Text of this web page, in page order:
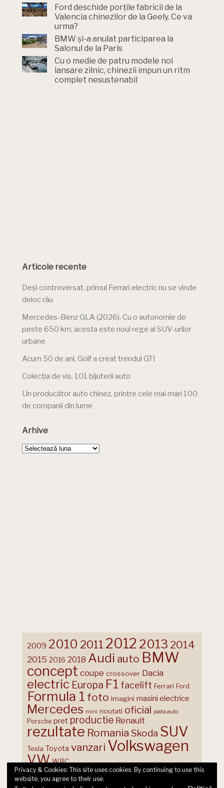
Ford deschide porțile fabricii de la
Valencia chinezilor de la Geely. Ce va
urma?
BMW și-a anulat participarea la
Salonul de la Paris
Cu o medie de patru modele noi
lansare zilnic, chinezii impun un ritm
complet nesustenabil
Articole recente
Deși controversat, primul Ferrari electric nu se vinde
deloc rău
Mercedes-Benz GLA (2026). Cu o autonomie de
peste 650 km, acesta este noul rege al SUV-urilor
urbane
Acum 50 de ani, Golf a creat trendul GTI
Colecția de vis. 101 bijuterii auto
Un producător auto chinez, printre cele mai mari 100
de companii din lume
Arhive
Arhive
2009 2010 2011 2012 2013 2014
2015 2016 2018 Audi auto BMW
concept coupe crossover Dacia
electric Europa F1 facelift Ferrari Ford
Formula 1 foto imagini masini electrice
Mercedes mini noutati oficial piata auto
Porsche pret productie Renault
rezultate Romania Skoda SUV
Tesla Toyota vanzari Volkswagen
VW WRC
Privacy & Cookies: This site uses cookies. By continuing to use this
website, you agree to their use.